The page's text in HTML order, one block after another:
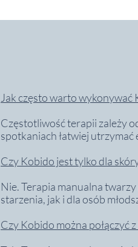
Jak często warto wykonywać
Częstotliwość terapii zależy
spotkaniach łatwiej
Czy Kobido jest tylko dla
Nie. Terapia manualna
starzenia, jak i dla osób
Czy Kobido można połączyć